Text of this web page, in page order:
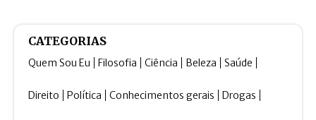
CATEGORIAS
Quem Sou Eu Filosofia Ciência Beleza Saúde
Direito Política Conhecimentos gerais Drogas